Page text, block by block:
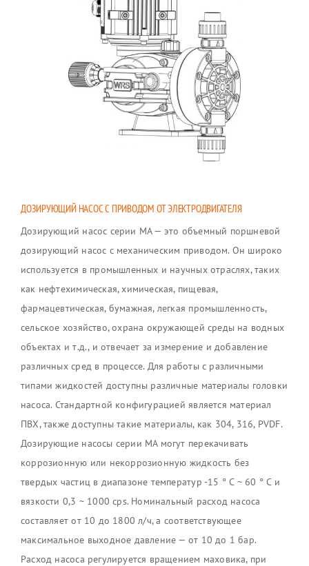
ДОЗИРУЮЩИЙ НАСОС С ПРИВОДОМ ОТ ЭЛЕКТРОДВИГАТЕЛЯ
Дозирующий насос серии MA — это объемный поршневой
дозирующий насос с механическим приводом. Он широко
используется в промышленных и научных отраслях, таких
как нефтехимическая, химическая, пищевая,
фармацевтическая, бумажная, легкая промышленность,
сельское хозяйство, охрана окружающей среды на водных
объектах и т.д., и отвечает за измерение и добавление
различных сред в процессе. Для работы с различными
типами жидкостей доступны различные материалы головки
насоса. Стандартной конфигурацией является материал
ПВХ, также доступны такие материалы, как 304, 316, PVDF.
Дозирующие насосы серии MA могут перекачивать
коррозионную или некоррозионную жидкость без
твердых частиц в диапазоне температур -15 ° C ~ 60 ° C и
вязкости 0,3 ~ 1000 cps. Номинальный расход насоса
составляет от 10 до 1800 л/ч, а соответствующее
максимальное выходное давление — от 10 до 1 бар.
Расход насоса регулируется вращением маховика, при